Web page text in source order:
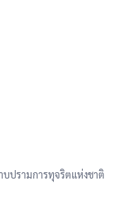
ปรามการทุจริตแห่งชาติ